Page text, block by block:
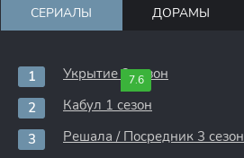
СЕРИАЛЫ ДОРАМЫ
7.6
Укрытие 3 сезон
Кабул 1 сезон
Решала / Посредник 3 сезон